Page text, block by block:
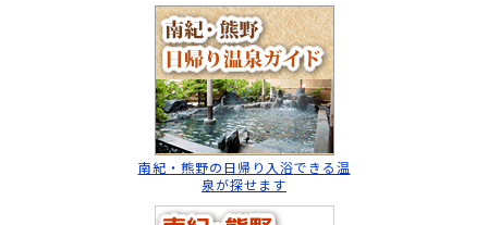
南紀・熊野の日帰り入浴できる温
泉が探せます